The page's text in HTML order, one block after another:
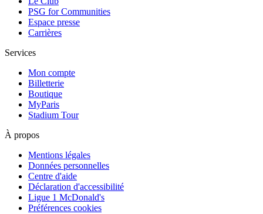
PSG for Communities
Espace presse
Carrières
Services
Mon compte
Billetterie
Boutique
MyParis
Stadium Tour
À propos
Mentions légales
Données personnelles
Centre d'aide
Déclaration d'accessibilité
Ligue 1 McDonald's
Préférences cookies